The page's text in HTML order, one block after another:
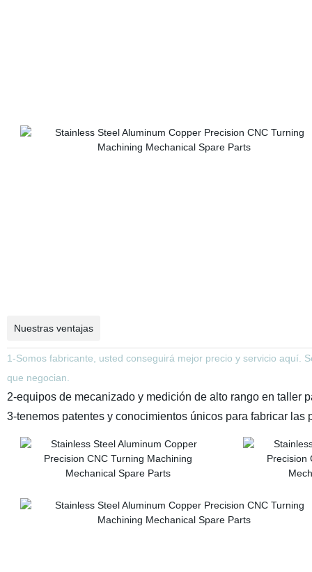
Nuestras ventajas
1-Somos fabricante, usted conseguirá mejor precio y servicio aquí.
que negocian.
2-equipos de mecanizado y medición de alto rango en taller
3-tenemos patentes y conocimientos únicos para fabricar las